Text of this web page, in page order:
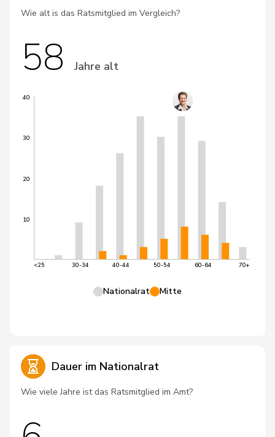
Wie alt is das Ratsmitglied im Vergleich?
58 Jahre alt
10
20
30
40
<25 30-34 40-44 50-54 60-64 70+
Nationalrat Mitte
Dauer im Nationalrat
Wie viele Jahre ist das Ratsmitglied im Amt?